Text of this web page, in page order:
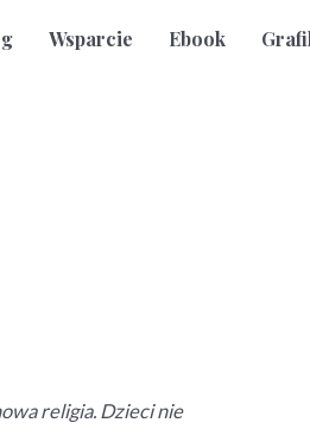
Wsparcie Ebook
religia. Dzieci nie